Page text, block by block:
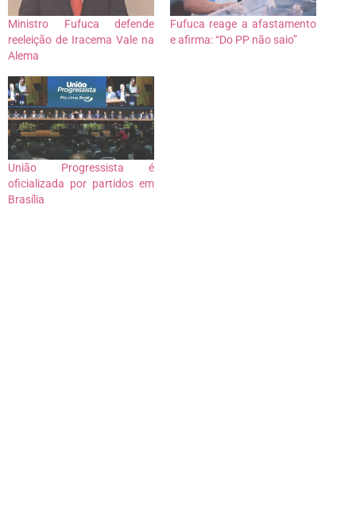
Ministro Fufuca defende
reeleição de Iracema Vale na
Alema
Fufuca reage a afastamento
e afirma: “Do PP não saio”
União Progressista é
oficializada por partidos em
Brasília